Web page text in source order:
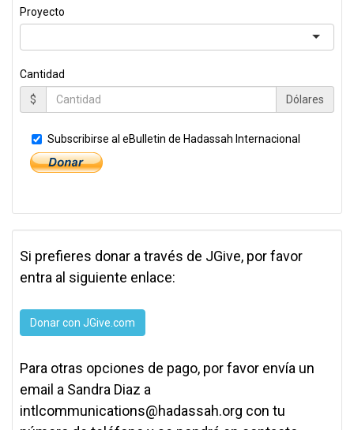
Proyecto
Cantidad
$
Dólares
Subscribirse al eBulletin de Hadassah Internacional
Si prefieres donar a través de JGive, por favor
entra al siguiente enlace:
Donar con JGive.com
Para otras opciones de pago, por favor envía un
email a Sandra Diaz a
intlcommunications@hadassah.org con tu